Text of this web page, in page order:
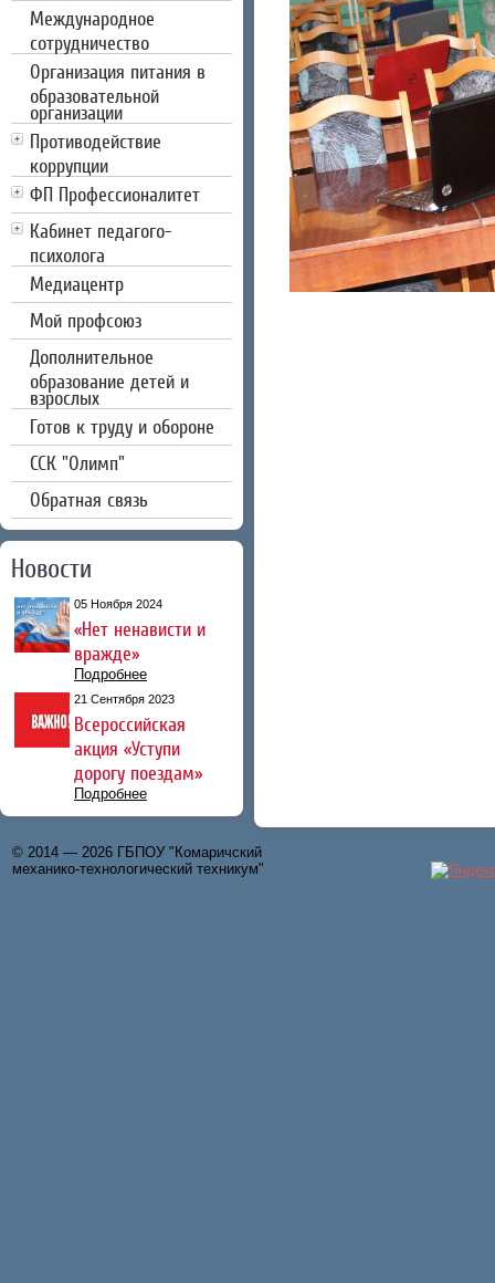
Международное
сотрудничество
Организация питания в
образовательной
организации
Противодействие
коррупции
ФП Профессионалитет
Кабинет педагого-
психолога
Медиацентр
Мой профсоюз
Дополнительное
образование детей и
взрослых
Готов к труду и обороне
CCК "Олимп"
Обратная связь
Новости
05 Ноября 2024
«Нет ненависти и
вражде»
Подробнее
21 Сентября 2023
Всероссийская
акция «Уступи
дорогу поездам»
Подробнее
© 2014 — 2026 ГБПОУ "Комаричский
механико-технологический техникум"